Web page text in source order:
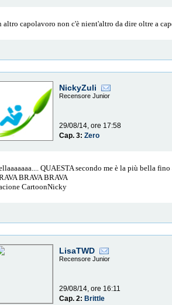
altro capolavoro non c'è nient'altro da dire oltre a
NickyZuli
Recensore Junior
29/08/14, ore 17:58
Cap. 3:Zero
QUAESTA secondo me è la più bella
BRAVA BRAVA
CartoonNicky
LisaTWD
Recensore Junior
29/08/14, ore 16:11
Cap. 2: Brittle